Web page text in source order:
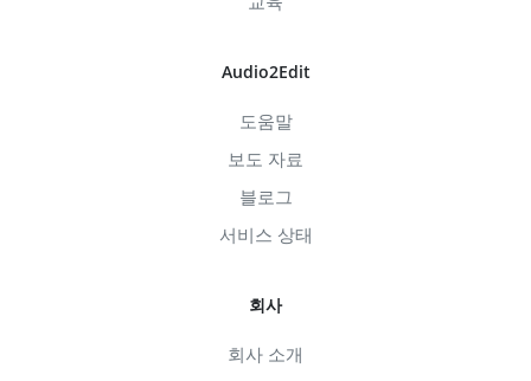
Audio2Edit
도움말
보도 자료
블로그
서비스 상태
회사
회사 소개